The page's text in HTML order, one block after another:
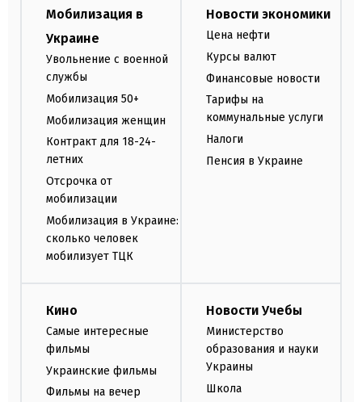
Мобилизация в
Украине
Увольнение с военной
службы
Мобилизация 50+
Мобилизация женщин
Контракт для 18-24-
летних
Отсрочка от
мобилизации
Мобилизация в Украине:
сколько человек
мобилизует ТЦК
Новости экономики
Цена нефти
Курсы валют
Финансовые новости
Тарифы на
коммунальные услуги
Налоги
Пенсия в Украине
Кино
Самые интересные
фильмы
Украинские фильмы
Фильмы на вечер
Новости Учебы
Министерство
образования и науки
Украины
Школа